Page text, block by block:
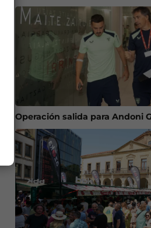
Operación salida para Andoni